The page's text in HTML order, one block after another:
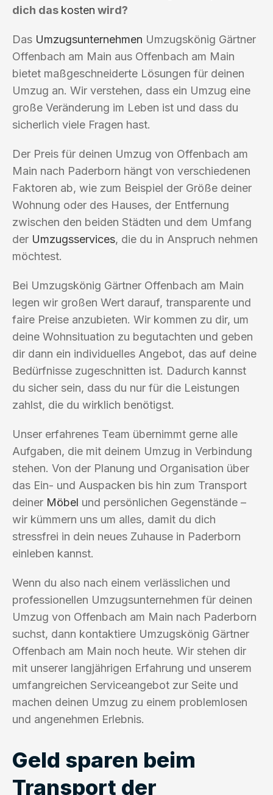
dich das kosten wird?
Das Umzugsunternehmen Umzugskönig Gärtner
Offenbach am Main aus Offenbach am Main
bietet maßgeschneiderte Lösungen für deinen
Umzug an. Wir verstehen, dass ein Umzug eine
große Veränderung im Leben ist und dass du
sicherlich viele Fragen hast.
Der Preis für deinen Umzug von Offenbach am
Main nach Paderborn hängt von verschiedenen
Faktoren ab, wie zum Beispiel der Größe deiner
Wohnung oder des Hauses, der Entfernung
zwischen den beiden Städten und dem Umfang
der Umzugsservices, die du in Anspruch nehmen
möchtest.
Bei Umzugskönig Gärtner Offenbach am Main
legen wir großen Wert darauf, transparente und
faire Preise anzubieten. Wir kommen zu dir, um
deine Wohnsituation zu begutachten und geben
dir dann ein individuelles Angebot, das auf deine
Bedürfnisse zugeschnitten ist. Dadurch kannst
du sicher sein, dass du nur für die Leistungen
zahlst, die du wirklich benötigst.
Unser erfahrenes Team übernimmt gerne alle
Aufgaben, die mit deinem Umzug in Verbindung
stehen. Von der Planung und Organisation über
das Ein- und Auspacken bis hin zum Transport
deiner Möbel und persönlichen Gegenstände –
wir kümmern uns um alles, damit du dich
stressfrei in dein neues Zuhause in Paderborn
einleben kannst.
Wenn du also nach einem verlässlichen und
professionellen Umzugsunternehmen für deinen
Umzug von Offenbach am Main nach Paderborn
suchst, dann kontaktiere Umzugskönig Gärtner
Offenbach am Main noch heute. Wir stehen dir
mit unserer langjährigen Erfahrung und unserem
umfangreichen Serviceangebot zur Seite und
machen deinen Umzug zu einem problemlosen
und angenehmen Erlebnis.
Geld sparen beim
Transport der